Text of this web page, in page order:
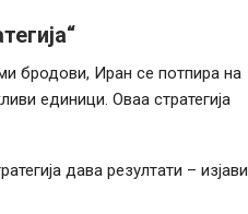
бродови, Иран се потпира на
единици. Оваа стратегија
дава резултати – изјави